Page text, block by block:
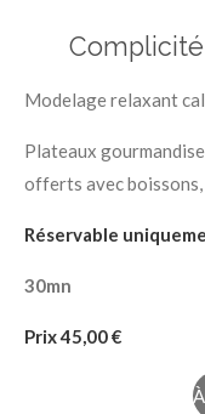
Modelage relaxant
Plateaux
offerts avec boissons,
Réservable
30mn
Prix 45,00 €